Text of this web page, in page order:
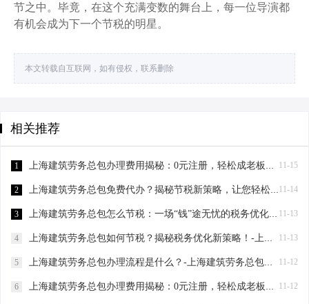
节之中。毕竟，在这个充满变数的舞台上，每一位导演都
有机会成为下一个节税的明星。
本文转载自互联网，如有侵权，联系删除
相关推荐
11-15
1 上海建筑劳务总包办理费用揭秘：0元注册，轻松成老板！-上海建筑劳务总包办理费用
11-14
2 上海建筑劳务总包免费代办？揭秘节税新策略，让您轻松成老板！-上海建筑劳务总包免费代办吗？
11-13
3 上海建筑劳务总包怎么节税：一场“钱”途无忧的税务优化之旅-上海建筑劳务总包怎么节税
11-13
4 上海建筑劳务总包如何节税？揭秘税务优化新策略！-上海建筑劳务总包如何节税
11-12
5 上海建筑劳务总包办理流程是什么？-上海建筑劳务总包办理流程是什么
11-12
6 上海建筑劳务总包办理费用揭秘：0元注册，轻松成老板！-上海建筑劳务总包办理费用是多少